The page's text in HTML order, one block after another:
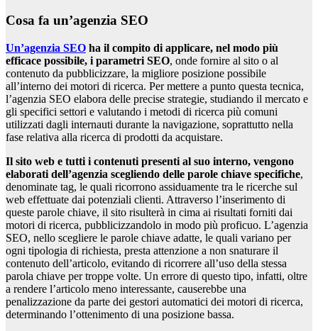
Cosa fa un’agenzia SEO
Un’agenzia SEO ha il compito di applicare, nel modo più
efficace possibile, i parametri SEO, onde fornire al sito o al
contenuto da pubblicizzare, la migliore posizione possibile
all’interno dei motori di ricerca. Per mettere a punto questa tecnica,
l’agenzia SEO elabora delle precise strategie, studiando il mercato e
gli specifici settori e valutando i metodi di ricerca più comuni
utilizzati dagli internauti durante la navigazione, soprattutto nella
fase relativa alla ricerca di prodotti da acquistare.
Il sito web e tutti i contenuti presenti al suo interno, vengono
elaborati dell’agenzia scegliendo delle parole chiave specifiche,
denominate tag, le quali ricorrono assiduamente tra le ricerche sul
web effettuate dai potenziali clienti. Attraverso l’inserimento di
queste parole chiave, il sito risulterà in cima ai risultati forniti dai
motori di ricerca, pubblicizzandolo in modo più proficuo. L’agenzia
SEO, nello scegliere le parole chiave adatte, le quali variano per
ogni tipologia di richiesta, presta attenzione a non snaturare il
contenuto dell’articolo, evitando di ricorrere all’uso della stessa
parola chiave per troppe volte. Un errore di questo tipo, infatti, oltre
a rendere l’articolo meno interessante, causerebbe una
penalizzazione da parte dei gestori automatici dei motori di ricerca,
determinando l’ottenimento di una posizione bassa.